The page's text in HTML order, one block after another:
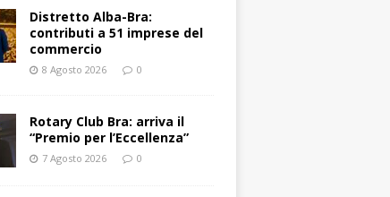
Distretto Alba-Bra:
contributi a 51 imprese del
commercio
8 Agosto 2026 0
Rotary Club Bra: arriva il
“Premio per l’Eccellenza”
7 Agosto 2026 0